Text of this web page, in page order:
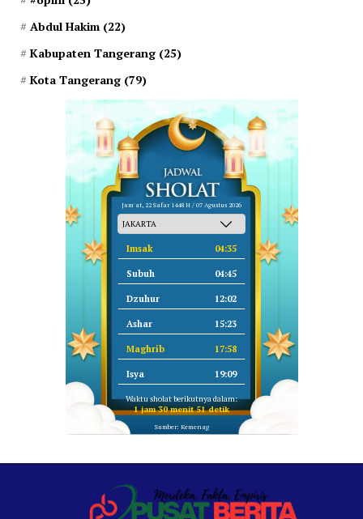
Abdul Hakim (22)
Kabupaten Tangerang (25)
Kota Tangerang (79)
Jum'at, 22 Safar 1448 H / 07 Agustus 2026
Imsak 04:35
Subuh 04:45
Dzuhur 12:02
Ashar 15:23
Maghrib 17:58
Isya 19:09
Waktu sholat berikutnya dalam:
1 jam 30 menit 51 detik
Sumber: Kemenag